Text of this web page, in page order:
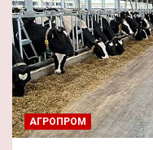
АГРОПРОМ